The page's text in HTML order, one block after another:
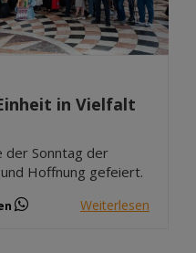
in Vielfalt
der Sonntag der
Hoffnung gefeiert.
Weiterlesen